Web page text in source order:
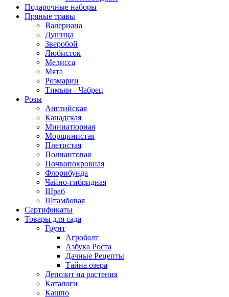
Подарочные наборы
Пряные травы
Валериана
Душица
Зверобой
Любисток
Мелисса
Мята
Розмарин
Тимьян - Чабрец
Розы
Английская
Канадская
Миниатюрная
Морщинистая
Плетистая
Полиантовая
Почвопокровная
Флорибунда
Чайно-гибридная
Шраб
Штамбовая
Сертификаты
Товары для сада
Грунт
Агробалт
Азбука Роста
Дачные Рецепты
Тайна озера
Депозит на растения
Каталоги
Кашпо